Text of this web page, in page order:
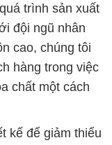
trình sản xuất
đội ngũ nhân
cao, chúng tôi
hàng trong việc
chất một cách
kế để giảm thiểu